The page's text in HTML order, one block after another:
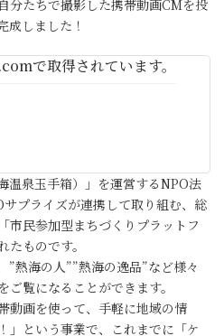
分たちで撮影した携帯動画CMを投
成しました！
で取得されています。
温泉玉手箱）」を運営するNPO法
プライズが連携して取り組む、総
市民参加型まちづくりプラットフ
ものです。
”熱海の人””熱海の逸品”など様々
覧になることができます。
動画を使って、手軽に地域の情
」という事業で、これまでに「ケ